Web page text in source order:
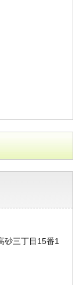
砂三丁目15番1